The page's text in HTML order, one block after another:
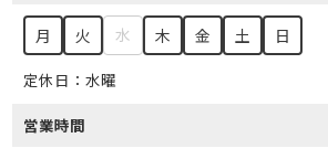
月 火 水 木 金 土 日
定休日：水曜
営業時間